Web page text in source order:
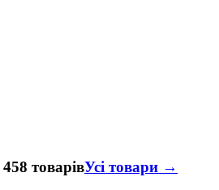
458 товарівУсі товари →